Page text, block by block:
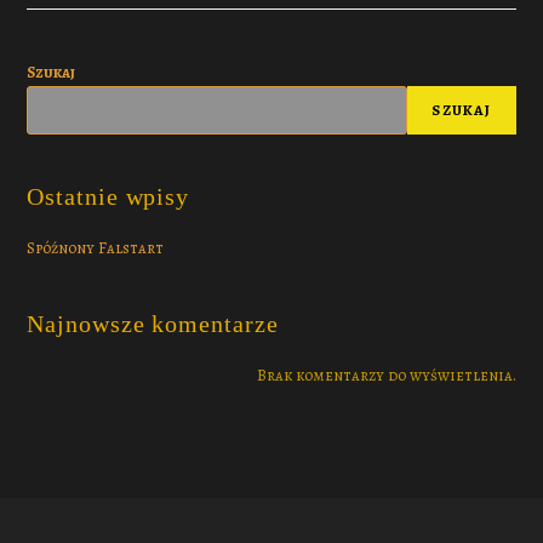
Szukaj
SZUKAJ
Ostatnie wpisy
Spóźnony Falstart
Najnowsze komentarze
Brak komentarzy do wyświetlenia.